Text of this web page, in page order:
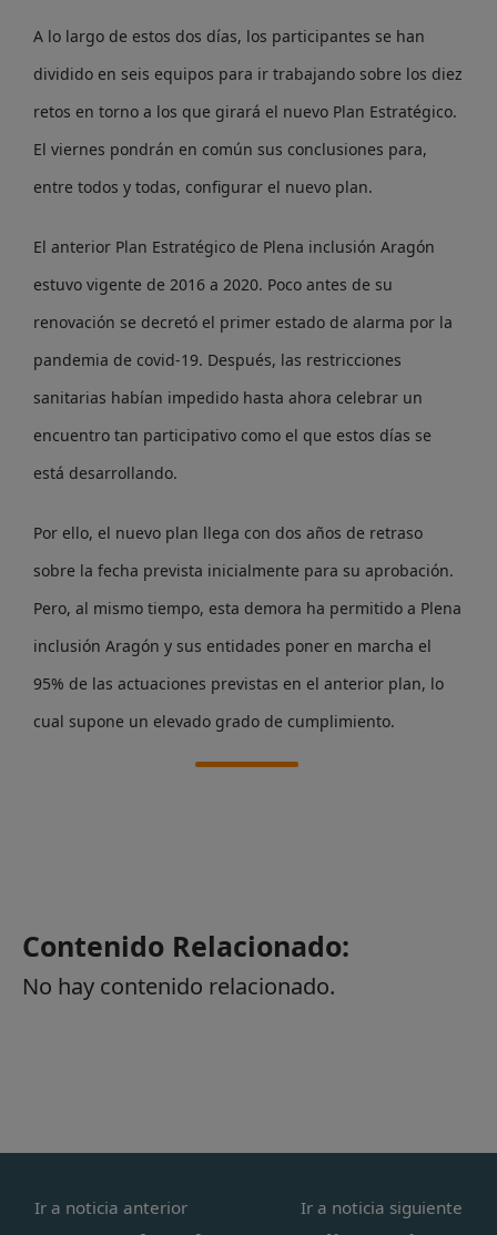
A lo largo de estos dos días, los participantes se han
dividido en seis equipos para ir trabajando sobre los diez
retos en torno a los que girará el nuevo Plan Estratégico.
El viernes pondrán en común sus conclusiones para,
entre todos y todas, configurar el nuevo plan.
El anterior Plan Estratégico de Plena inclusión Aragón
estuvo vigente de 2016 a 2020. Poco antes de su
renovación se decretó el primer estado de alarma por la
pandemia de covid-19. Después, las restricciones
sanitarias habían impedido hasta ahora celebrar un
encuentro tan participativo como el que estos días se
está desarrollando.
Por ello, el nuevo plan llega con dos años de retraso
sobre la fecha prevista inicialmente para su aprobación.
Pero, al mismo tiempo, esta demora ha permitido a Plena
inclusión Aragón y sus entidades poner en marcha el
95% de las actuaciones previstas en el anterior plan, lo
cual supone un elevado grado de cumplimiento.
Contenido Relacionado:
No hay contenido relacionado.
Ir a noticia anterior Ir a noticia siguiente